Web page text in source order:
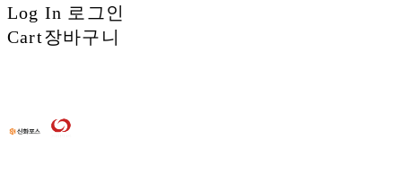
Log In 로그인
Cart장바구니